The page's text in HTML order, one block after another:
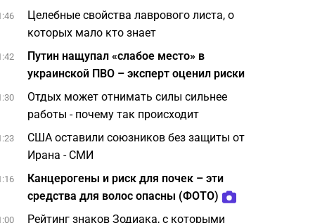
Целебные свойства лаврового листа, о
которых мало кто знает
Путин нащупал «слабое место» в
украинской ПВО – эксперт оценил риски
Отдых может отнимать силы сильнее
работы - почему так происходит
США оставили союзников без защиты от
Ирана - СМИ
Канцерогены и риск для почек – эти
средства для волос опасны (ФОТО)
Рейтинг знаков Зодиака, с которыми